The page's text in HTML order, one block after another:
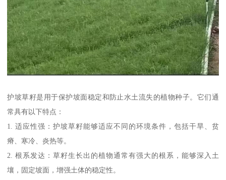
护坡草籽是用于保护坡面稳定和防止水土流失的植物种子。它们通
常具有以下特点：
1. 适应性强：护坡草籽能够适应不同的环境条件，包括干旱、贫
瘠、寒冷、炎热等。
2. 根系发达：草籽生长出的植物通常有强大的根系，能够深入土
壤，固定坡面，增强土体的稳定性。